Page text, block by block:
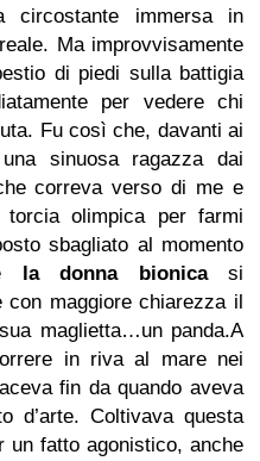
circostante immersa in
Ma improvvisamente
di piedi sulla battigia
per vedere chi
Fu così che, davanti ai
sinuosa ragazza dai
correva verso di me e
olimpica per farmi
sbagliato al momento
la donna bionicasi
maggiore chiarezza il
maglietta…un panda.A
in riva al mare nei
fin da quando aveva
d’arte. Coltivava questa
un fatto agonistico, anche